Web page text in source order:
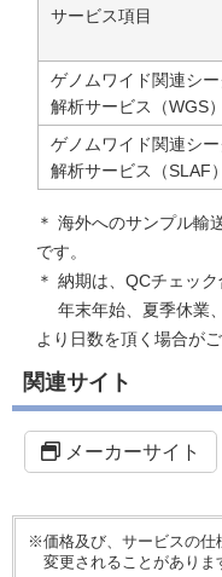
サービス項目
ゲノムワイド関連シ
解析サービス（WGS）
ゲノムワイド関連シ
解析サービス（SLAF）
＊ 海外へのサンプル輸
です。
＊ 納期は、QCチェック
年末年始、夏季休業
より日数を頂く場合が
関連サイト
メーカーサイト
※価格及び、サービスの仕
変更されることがありま